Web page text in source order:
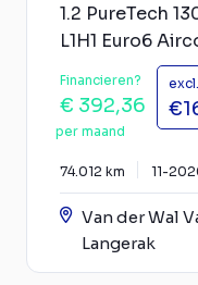
1.2 PureTech
L1H1 Euro6
Financieren?
€ 392,36
per maand
74.012 km 11-
Van der Wal
Langerak